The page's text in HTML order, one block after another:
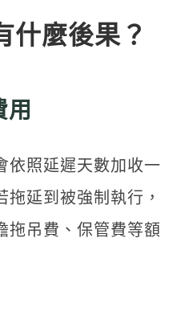
什麼後果？
用
依照延遲天數加收一
拖延到被強制執行，
拖吊費、保管費等額